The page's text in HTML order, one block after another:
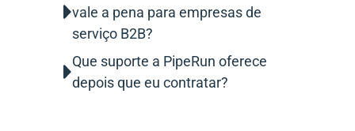
vale a pena para empresas de
serviço B2B?
Que suporte a PipeRun oferece
depois que eu contratar?